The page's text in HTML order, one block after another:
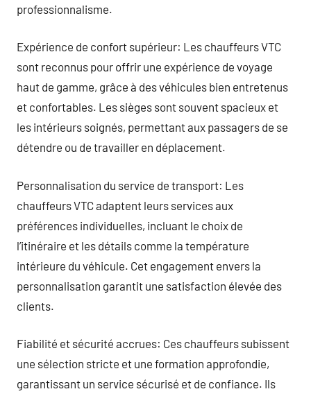
professionnalisme.
Expérience de confort supérieur: Les chauffeurs VTC
sont reconnus pour offrir une expérience de voyage
haut de gamme, grâce à des véhicules bien entretenus
et confortables. Les sièges sont souvent spacieux et
les intérieurs soignés, permettant aux passagers de se
détendre ou de travailler en déplacement.
Personnalisation du service de transport: Les
chauffeurs VTC adaptent leurs services aux
préférences individuelles, incluant le choix de
l’itinéraire et les détails comme la température
intérieure du véhicule. Cet engagement envers la
personnalisation garantit une satisfaction élevée des
clients.
Fiabilité et sécurité accrues: Ces chauffeurs subissent
une sélection stricte et une formation approfondie,
garantissant un service sécurisé et de confiance. Ils